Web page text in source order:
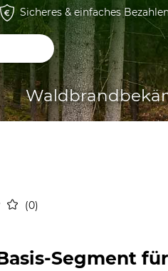
Sicheres & einfaches
0
Segment